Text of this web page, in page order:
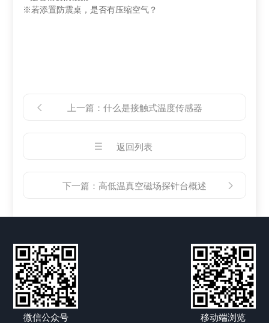
※若添置防震桌，是否有压缩空气？
上一篇： 什么是接触式温度传感器
返回列表
下一篇： 高低温真空磁场探针台概述
微信公众号 移动端浏览